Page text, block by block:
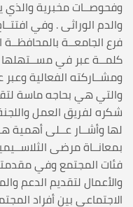
وفحوصــات مخبرية والذي
والدم الوراثى . وفي
فرع الجامعــة
كلمــة عبر في مســتهلها
ومشــاركته الفعالية
والتي هي بحاجه ماسة
شكره لفريق العمل
لها وأشــار عــلى أهمية
بمعانــاة مرضى
فئات المجتمع وفي
والأعمال لتقديم الدعم
الاجتماعي بين أفراد